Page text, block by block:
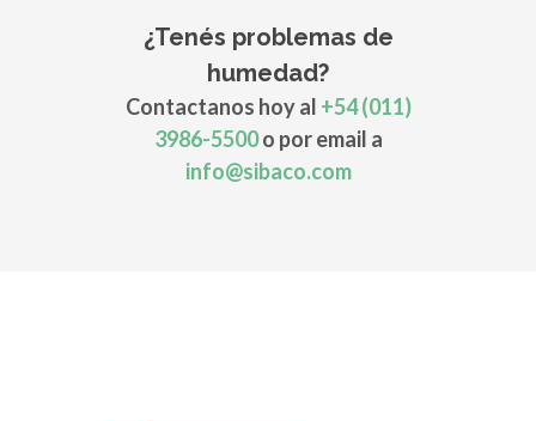
¿Tenés problemas de
humedad?
Contactanos hoy al +54 (011)
3986-5500o por email a
info@sibaco.com